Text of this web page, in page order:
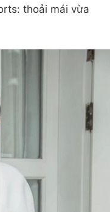
thoải mái vừa